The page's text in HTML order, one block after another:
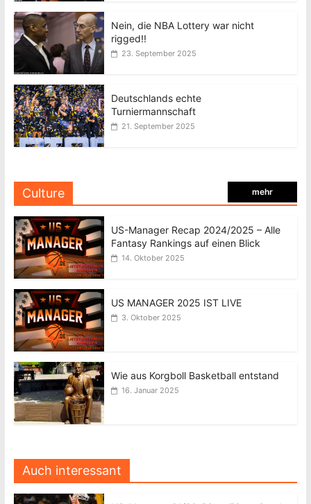
Nein, die NBA Lottery war nicht
rigged!!
23. September 2025
Deutschlands echte
Turniermannschaft
21. September 2025
Culture mehr
US-Manager Recap 2024/2025 – Alle
Fantasy Rankings auf einen Blick
14. Oktober 2025
US MANAGER 2025 IST LIVE
3. Oktober 2025
Wie aus Korgboll Basketball entstand
16. Januar 2025
Auch interessant